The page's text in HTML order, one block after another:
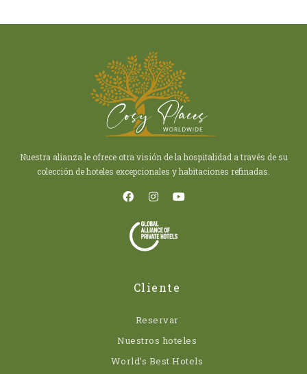
Nuestra alianza le ofrece otra visión de la hospitalidad a través de su
colección de hoteles excepcionales y habitaciones refinadas.
Cliente
Reservar
Nuestros hoteles
World’s Best Hotels